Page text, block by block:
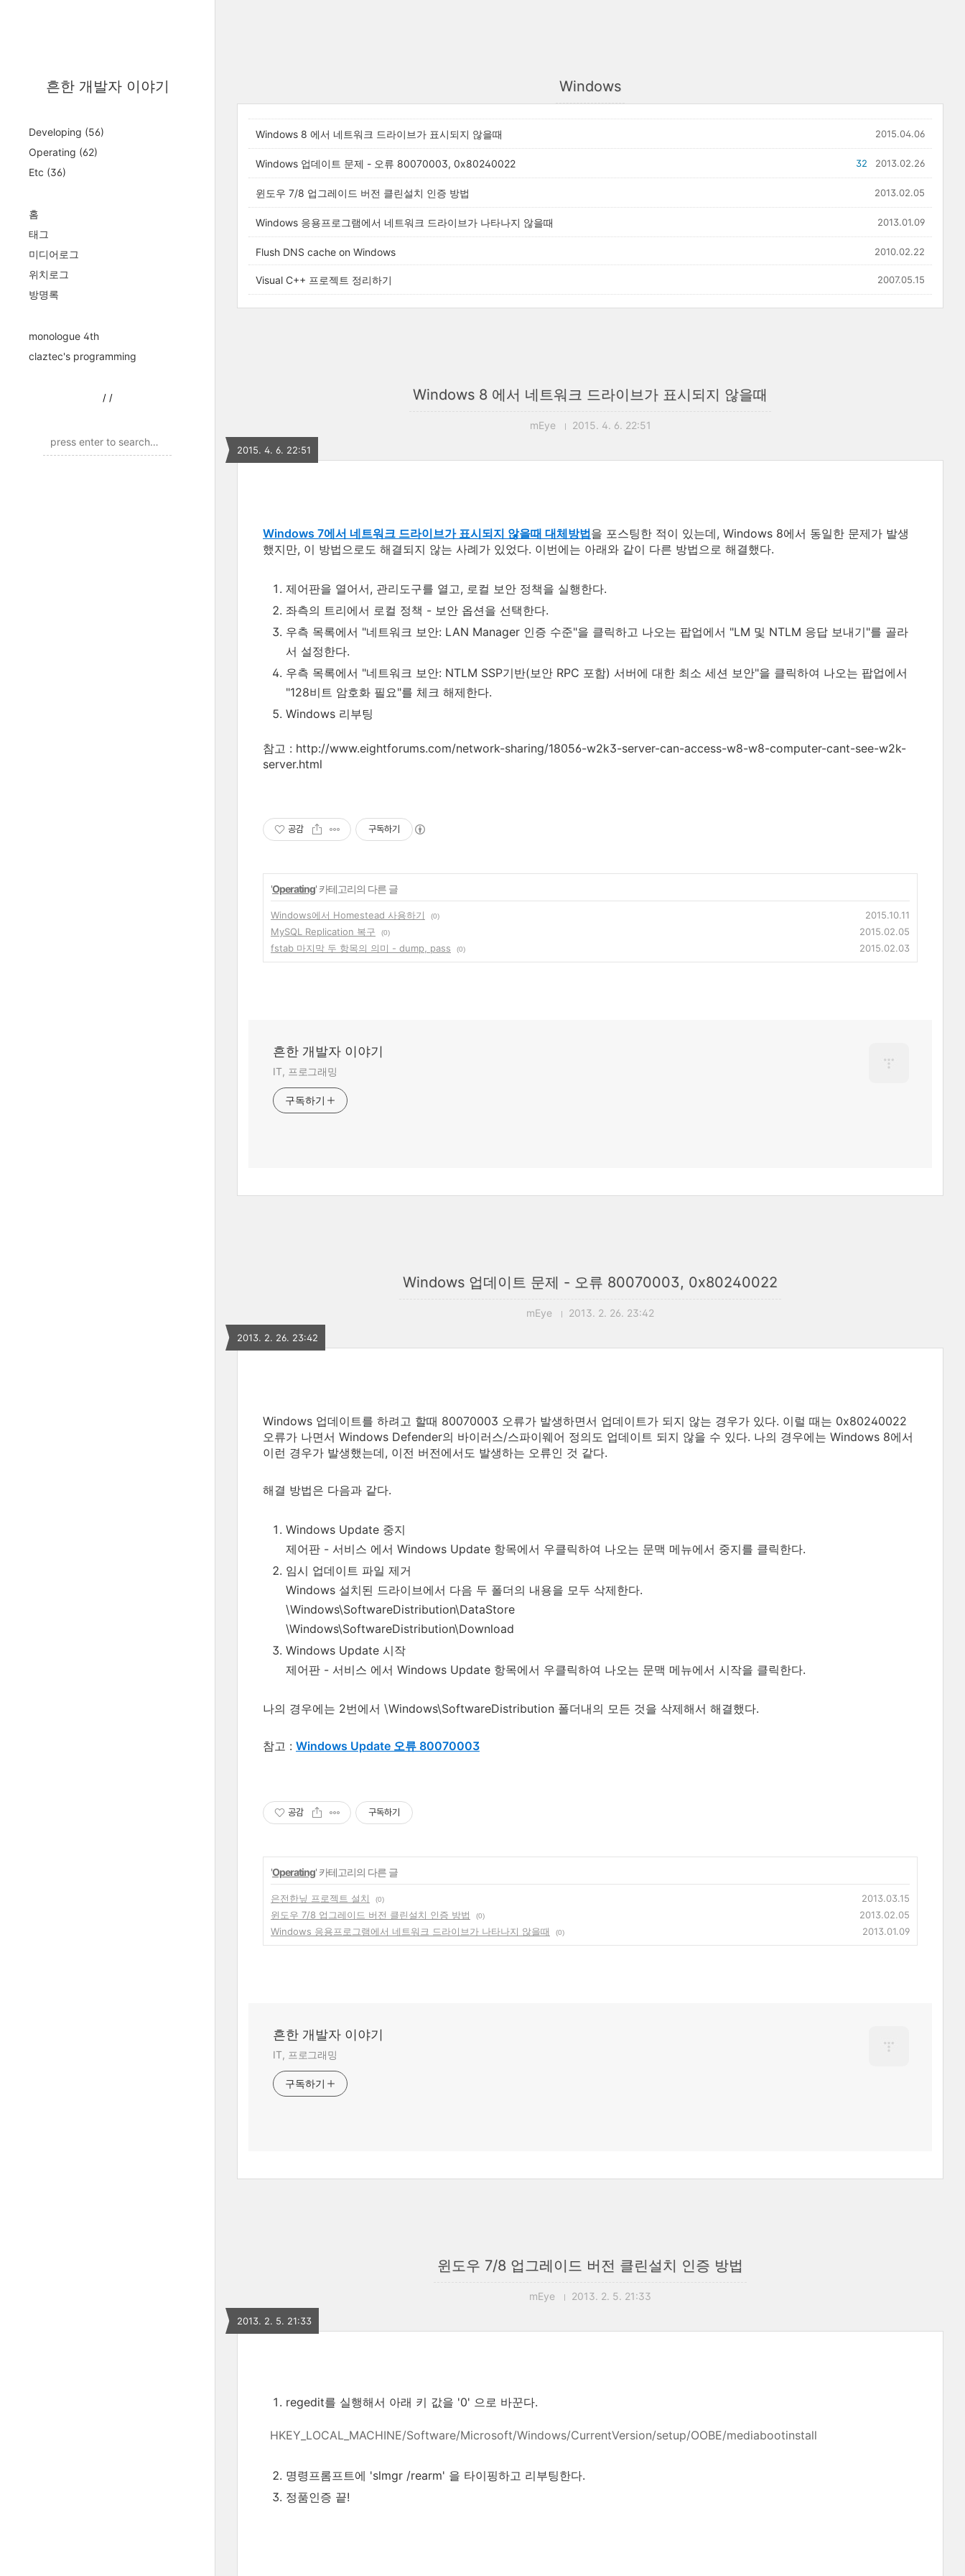
흔한 개발자 이야기
Developing (56)
Operating (62)
Etc (36)
홈
태그
미디어로그
위치로그
방명록
monologue 4th
claztec's programming
/ /
Windows
Windows 8 에서 네트워크 드라이브가 표시되지 않을때 2015.04.06
Windows 업데이트 문제 - 오류 80070003, 0x80240022 2013.02.26
32
윈도우 7/8 업그레이드 버전 클린설치 인증 방법 2013.02.05
Windows 응용프로그램에서 네트워크 드라이브가 나타나지 않을때 2013.01.09
Flush DNS cache on Windows 2010.02.22
Visual C++ 프로젝트 정리하기 2007.05.15
Windows 8 에서 네트워크 드라이브가 표시되지 않을때
mEye 2015. 4. 6. 22:51
2015. 4. 6. 22:51
Windows 7에서 네트워크 드라이브가 표시되지 않을때 대체방법을 포스팅한 적이 있는데, Windows 8에서 동일한 문제가 발생
했지만, 이 방법으로도 해결되지 않는 사례가 있었다. 이번에는 아래와 같이 다른 방법으로 해결했다.
제어판을 열어서, 관리도구를 열고, 로컬 보안 정책을 실행한다.
좌측의 트리에서 로컬 정책 - 보안 옵션을 선택한다.
우측 목록에서 "네트워크 보안: LAN Manager 인증 수준"을 클릭하고 나오는 팝업에서 "LM 및 NTLM 응답 보내기"를 골라
서 설정한다.
우측 목록에서 "네트워크 보안: NTLM SSP기반(보안 RPC 포함) 서버에 대한 최소 세션 보안"을 클릭하여 나오는 팝업에서
"128비트 암호화 필요"를 체크 해제한다.
Windows 리부팅
참고 : http://www.eightforums.com/network-sharing/18056-w2k3-server-can-access-w8-w8-computer-cant-see-w2k-
server.html
공감 구독하기
'Operating' 카테고리의 다른 글
Windows에서 Homestead 사용하기 (0)
2015.10.11
MySQL Replication 복구
(0)
2015.02.05
fstab 마지막 두 항목의 의미 - dump, pass
(0) 2015.02.03
흔한 개발자 이야기
IT, 프로그래밍
구독하기
Windows 업데이트 문제 - 오류 80070003, 0x80240022
mEye 2013. 2. 26. 23:42
2013. 2. 26. 23:42
Windows 업데이트를 하려고 할때 80070003 오류가 발생하면서 업데이트가 되지 않는 경우가 있다. 이럴 때는 0x80240022
오류가 나면서 Windows Defender의 바이러스/스파이웨어 정의도 업데이트 되지 않을 수 있다. 나의 경우에는 Windows 8에서
이런 경우가 발생했는데, 이전 버전에서도 발생하는 오류인 것 같다.
해결 방법은 다음과 같다.
Windows Update 중지
제어판 - 서비스 에서 Windows Update 항목에서 우클릭하여 나오는 문맥 메뉴에서 중지를 클릭한다.
임시 업데이트 파일 제거
Windows 설치된 드라이브에서 다음 두 폴더의 내용을 모두 삭제한다.
\Windows\SoftwareDistribution\DataStore
\Windows\SoftwareDistribution\Download
Windows Update 시작
제어판 - 서비스 에서 Windows Update 항목에서 우클릭하여 나오는 문맥 메뉴에서 시작을 클릭한다.
나의 경우에는 2번에서 \Windows\SoftwareDistribution 폴더내의 모든 것을 삭제해서 해결했다.
참고 : Windows Update 오류 80070003
공감 구독하기
'Operating' 카테고리의 다른 글
은전한닢 프로젝트 설치 (0)
2013.03.15
윈도우 7/8 업그레이드 버전 클린설치 인증 방법
(0)
2013.02.05
Windows 응용프로그램에서 네트워크 드라이브가 나타나지 않을때
(0) 2013.01.09
흔한 개발자 이야기
IT, 프로그래밍
구독하기
윈도우 7/8 업그레이드 버전 클린설치 인증 방법
mEye 2013. 2. 5. 21:33
2013. 2. 5. 21:33
regedit를 실행해서 아래 키 값을 '0' 으로 바꾼다.
HKEY_LOCAL_MACHINE/Software/Microsoft/Windows/CurrentVersion/setup/OOBE/mediabootinstall
명령프롬프트에 'slmgr /rearm' 을 타이핑하고 리부팅한다.
정품인증 끝!